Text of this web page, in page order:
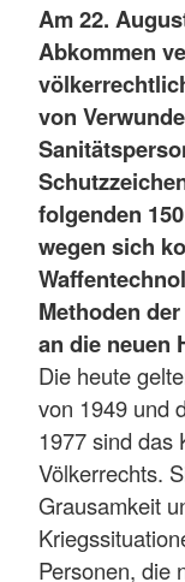
Am 22.
Abkommen
von
folgenden
wegen sich
Methoden
an die neuen
Die heute
von 1949 und
1977 sind das
Völkerrechts.
Grausamkeit
Personen, die